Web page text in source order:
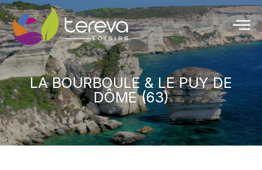
LA BOURBOULE & LE PUY DE
DÔME (63)